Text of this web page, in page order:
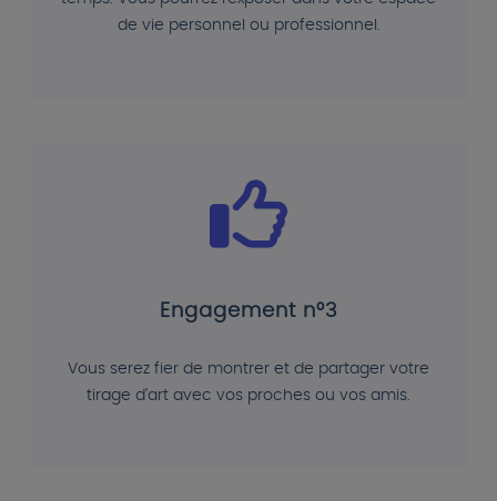
de vie personnel ou professionnel.
Engagement n°3
Vous serez fier de montrer et de partager votre
tirage d'art avec vos proches ou vos amis.